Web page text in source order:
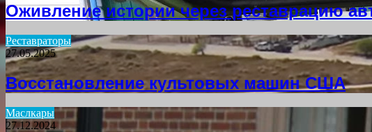
Оживление истории через реставрацию
Реставраторы
27.05.2025
Восстановление культовых машин США
Маслкары
27.12.2024